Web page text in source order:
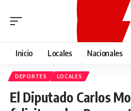
Inicio Locales Nacionales
DEPORTES LOCALES
El Diputado Carlos